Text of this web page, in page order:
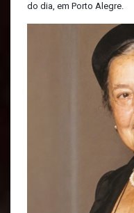
do dia, em Porto Alegre.